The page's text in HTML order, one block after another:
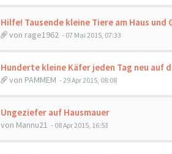
Hilfe! Tausende kleine Tiere am Haus und
von rage1962 - 07 Mai 2015, 07:33
Hunderte kleine Käfer jeden Tag neu auf
von PAMMEM - 29 Apr 2015, 08:08
Ungeziefer auf Hausmauer
von Mannu21 - 08 Apr 2015, 16:53